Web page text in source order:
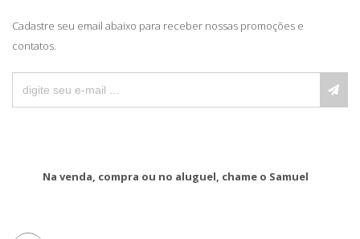
Cadastre seu email abaixo para receber nossas promoções e
contatos.
Na venda, compra ou no aluguel, chame o Samuel